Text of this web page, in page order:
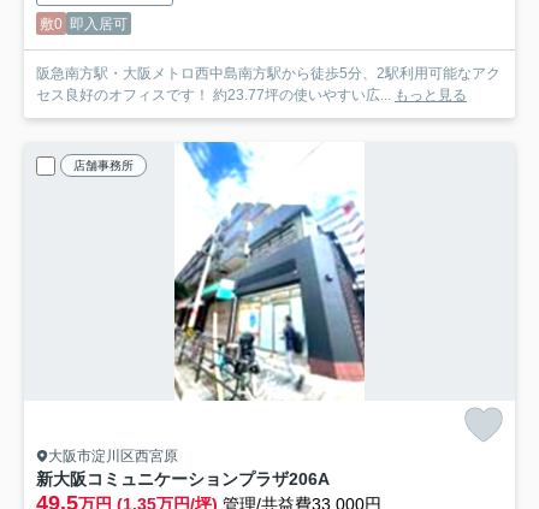
敷0 即入居可
阪急南方駅・大阪メトロ西中島南方駅から徒歩5分、2駅利用可能なアク
セス良好のオフィスです！ 約23.77坪の使いやすい広... もっと見る
店舗事務所
大阪市淀川区西宮原
新大阪コミュニケーションプラザ206A
49.5万円 (1.35万円/坪) 管理/共益費33,000円